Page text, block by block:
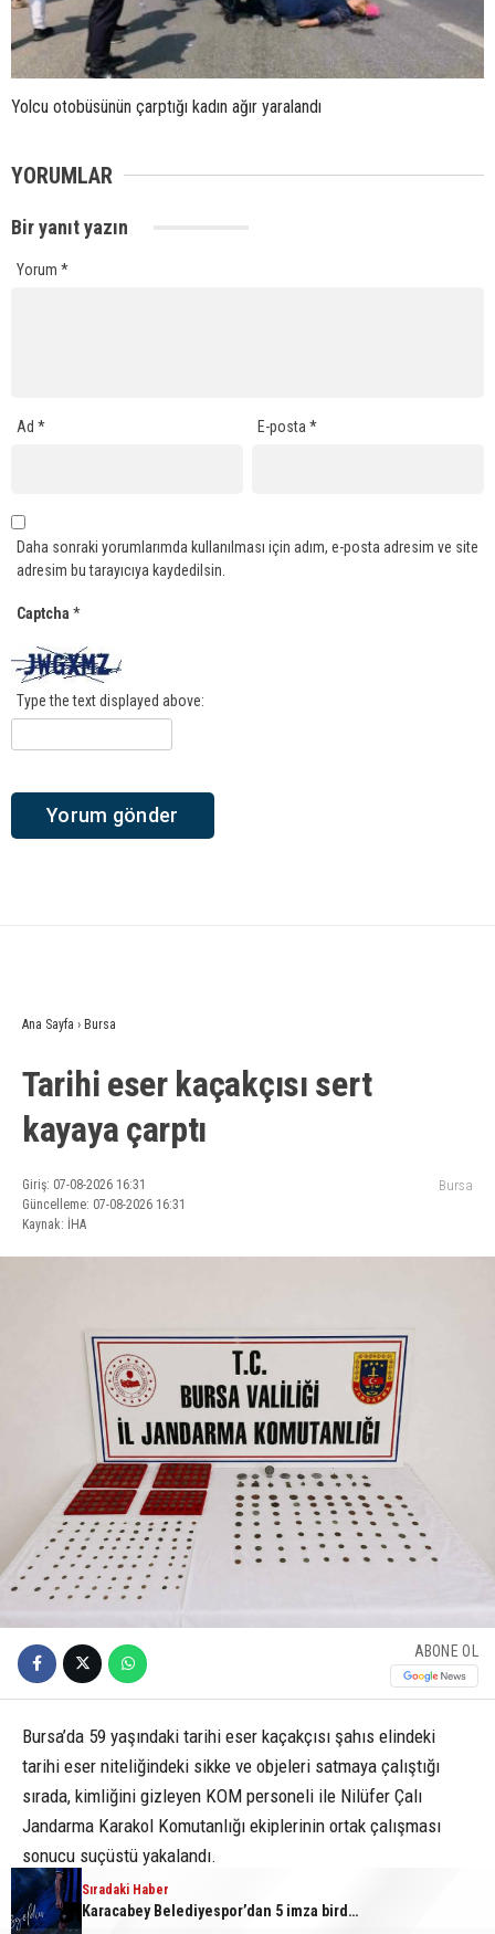
Sıradaki Haber
Bursa’da zihinsel engelli adamdan haber alınamıyor
Yolcu otobüsünün çarptığı kadın ağır yaralandı
YORUMLAR
Bir yanıt yazın
Yorum *
Ad * E-posta*
Daha sonraki yorumlarımda kullanılması için adım, e-posta adresim ve site
adresim bu tarayıcıya kaydedilsin.
Captcha *
Type the text displayed above:
Ana Sayfa › Bursa
Tarihi eser kaçakçısı sert
kayaya çarptı
Giriş: 07-08-2026 16:31
Güncelleme: 07-08-2026 16:31
Kaynak: İHA
Bursa
ABONE OL
Bursa’da 59 yaşındaki tarihi eser kaçakçısı şahıs elindeki
tarihi eser niteliğindeki sikke ve objeleri satmaya çalıştığı
sırada, kimliğini gizleyen KOM personeli ile Nilüfer Çalı
Jandarma Karakol Komutanlığı ekiplerinin ortak çalışması
sonucu suçüstü yakalandı.
Olay, merkez Nilüfer ilçesi Çalı Mahallesi’nde yaşandı. Tarihi
Sıradaki Haber
Karacabey Belediyespor’dan 5 imza birden